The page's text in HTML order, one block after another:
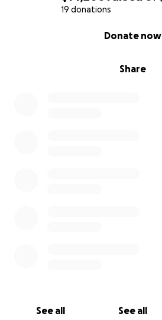
19 donations
Share
Donate now
See all See all